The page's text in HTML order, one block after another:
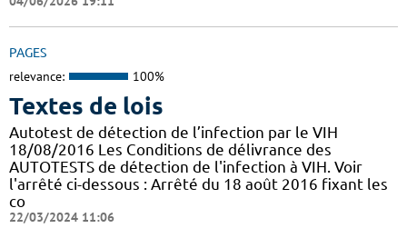
PAGES
relevance: 100%
Textes de lois
Autotest de détection de l’infection par le VIH
18/08/2016 Les Conditions de délivrance des
AUTOTESTS de détection de l'infection à VIH. Voir
l'arrêté ci-dessous : Arrêté du 18 août 2016 fixant les
co
22/03/2024 11:06